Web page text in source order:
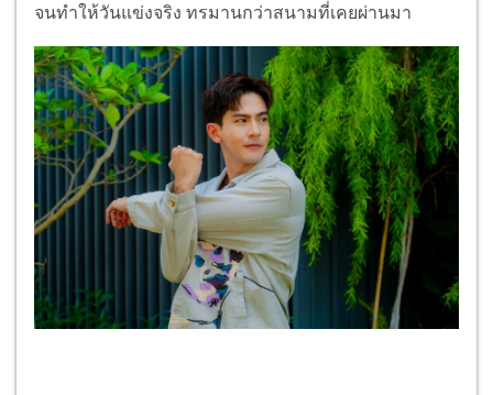
จนทำให้วันแข่งจริง ทรมานกว่าสนามที่เคยผ่านมา